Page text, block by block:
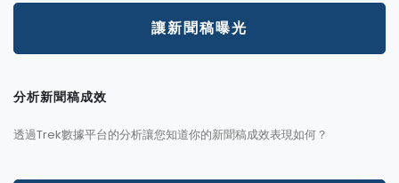
讓新聞稿曝光
分析新聞稿成效
透過Trek數據平台的分析讓您知道你的新聞稿成效表現如何？